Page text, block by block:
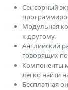
Сенсорный
Модульная
к другому.
Английский
говорящих
Компоненты
легко найти
Бесплатная